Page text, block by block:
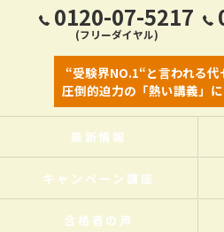
0120-07-5217
(フリーダイヤル)
“受験界NO.1“と言われる代
圧倒的迫力の「熱い講義」
最新情報
キャンペーン講座
合格者の声